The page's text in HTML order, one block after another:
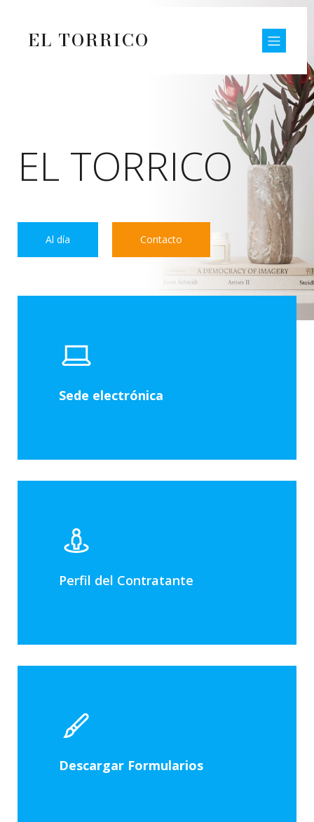
EL TORRICO
EL TORRICO
Al día Contacto
Sede electrónica
Perfil del Contratante
Descargar Formularios